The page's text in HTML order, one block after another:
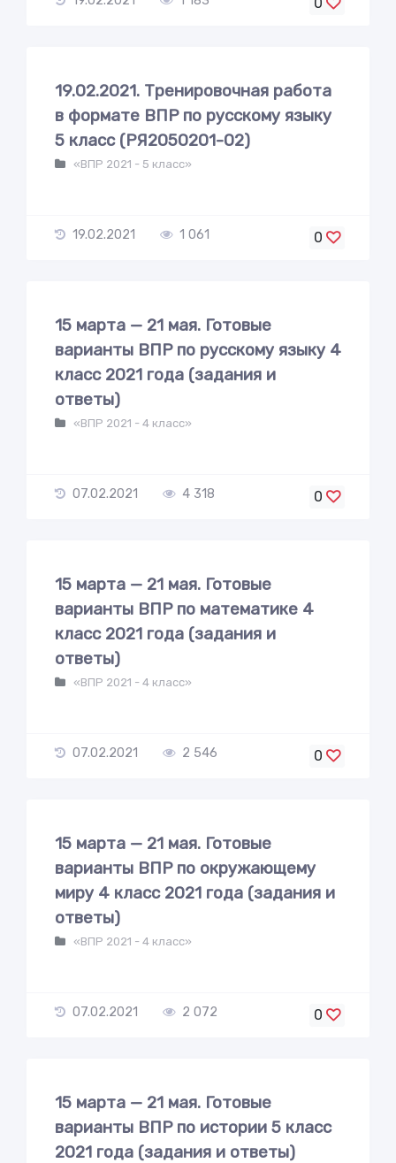
19.02.2021. Тренировочная работа
в формате ВПР по русскому языку
5 класс (РЯ2050201-02)
«ВПР 2021 - 5 класс»
19.02.2021 1 061 0
15 марта — 21 мая. Готовые
варианты ВПР по русскому языку 4
класс 2021 года (задания и
ответы)
«ВПР 2021 - 4 класс»
07.02.2021 4 318 0
15 марта — 21 мая. Готовые
варианты ВПР по математике 4
класс 2021 года (задания и
ответы)
«ВПР 2021 - 4 класс»
07.02.2021 2 546 0
15 марта — 21 мая. Готовые
варианты ВПР по окружающему
миру 4 класс 2021 года (задания и
ответы)
«ВПР 2021 - 4 класс»
07.02.2021 2 072 0
15 марта — 21 мая. Готовые
варианты ВПР по истории 5 класс
2021 года (задания и ответы)